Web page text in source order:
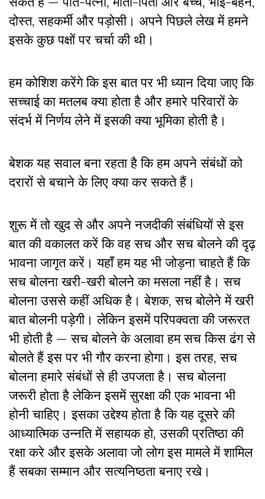
दोस्त, सहकर्मी और पड़ोसी। अपने पिछले लेख में हमने
इसके कुछ पक्षों पर चर्चा की थी।
हम कोशिश करेंगे कि इस बात पर भी ध्यान दिया जाए कि
सच्चाई का मतलब क्या होता है और हमारे परिवारों के
संदर्भ में निर्णय लेने में इसकी क्या भूमिका होती है।
बेशक यह सवाल बना रहता है कि हम अपने संबंधों को
दरारों से बचाने के लिए क्या कर सकते हैं।
शुरू में तो खुद से और अपने नजदीकी संबंधियों से इस
बात की वकालत करें कि वह सच और सच बोलने की दृढ़
भावना जागृत करें। यहाँ हम यह भी जोड़ना चाहते हैं कि
सच बोलना खरी-खरी बोलने का मसला नहीं है। सच
बोलना उससे कहीं अधिक है। बेशक, सच बोलेने में खरी
बात बोलनी पड़ेगी। लेकिन इसमें परिपक्वता की जरूरत
भी होती है — सच बोलने के अलावा हम सच किस ढंग से
बोलते हैं इस पर भी गौर करना होगा। इस तरह, सच
बोलना हमारे संबंधों से ही उपजता है। सच बोलना
जरूरी होता है लेकिन इसमें सुरक्षा की एक भावना भी
होनी चाहिए। इसका उद्देश्य होता है कि यह दूसरे की
आध्यात्मिक उन्नति में सहायक हो, उसकी प्रतिष्ठा की
रक्षा करे और इसके अलावा जो लोग इस मामले में शामिल
हैं सबका सम्मान और सत्यनिष्ठता बनाए रखे।